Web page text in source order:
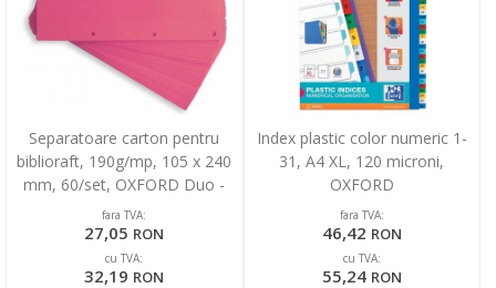
Separatoare carton pentru
biblioraft, 190g/mp, 105 x 240
mm, 60/set, OXFORD Duo -
roz
fara TVA:
27,05 RON
cu TVA:
32,19 RON
Index plastic color numeric 1-
31, A4 XL, 120 microni,
OXFORD
fara TVA:
46,42 RON
cu TVA:
55,24 RON